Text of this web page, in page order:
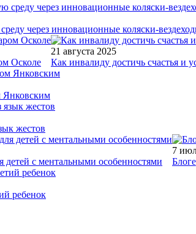
через инновационные коляски-
Осколе
21 августа 2025
Как инвалиду достичь счастья и
Янковским
жестов
с ментальными особенностями
7
ребенок